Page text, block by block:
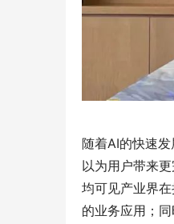
随着AI的快速
以为用户带来
均可见产业界
的业务应用；